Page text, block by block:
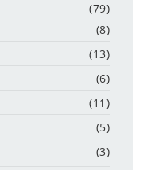
(79)
(8)
(13)
(6)
(11)
(5)
(3)